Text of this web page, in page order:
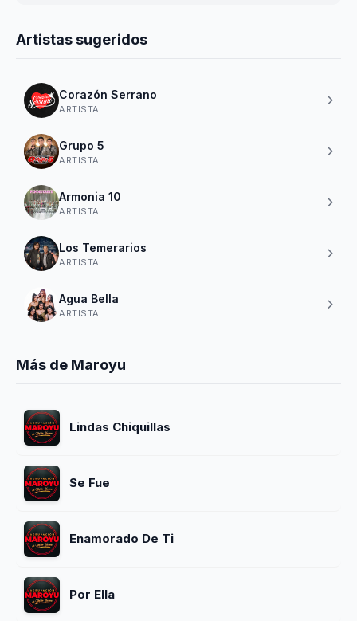
Artistas sugeridos
Corazón Serrano
ARTISTA
Grupo 5
ARTISTA
Armonia 10
ARTISTA
Los Temerarios
ARTISTA
Agua Bella
ARTISTA
Más de Maroyu
Lindas Chiquillas
Se Fue
Enamorado De Ti
Por Ella